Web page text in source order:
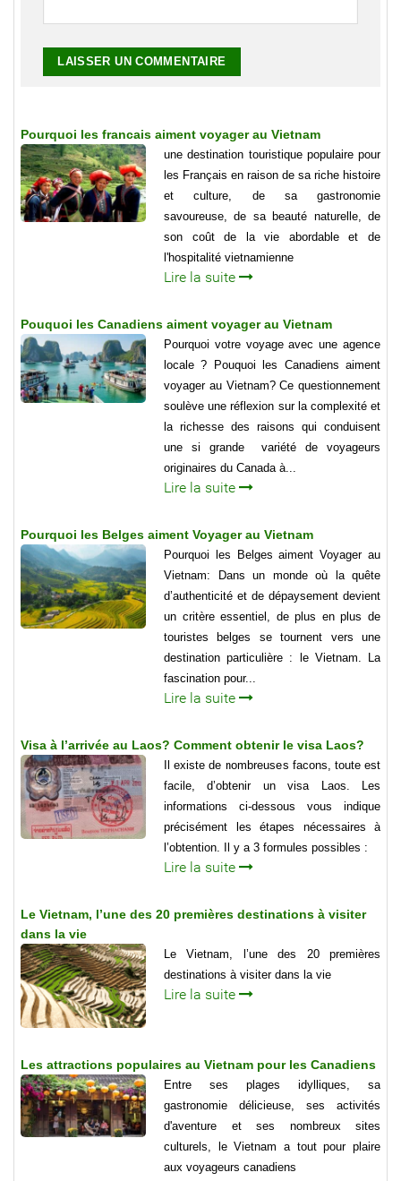
Pourquoi les francais aiment voyager au Vietnam
une destination touristique populaire pour
les Français en raison de sa riche histoire
et culture, de sa gastronomie
savoureuse, de sa beauté naturelle, de
son coût de la vie abordable et de
l'hospitalité vietnamienne
Lire la suite
Pouquoi les Canadiens aiment voyager au Vietnam
Pourquoi votre voyage avec une agence
locale ? Pouquoi les Canadiens aiment
voyager au Vietnam? Ce questionnement
soulève une réflexion sur la complexité et
la richesse des raisons qui conduisent
une si grande variété de voyageurs
originaires du Canada à...
Lire la suite
Pourquoi les Belges aiment Voyager au Vietnam
Pourquoi les Belges aiment Voyager au
Vietnam: Dans un monde où la quête
d’authenticité et de dépaysement devient
un critère essentiel, de plus en plus de
touristes belges se tournent vers une
destination particulière : le Vietnam. La
fascination pour...
Lire la suite
Visa à l’arrivée au Laos? Comment obtenir le visa Laos?
Il existe de nombreuses facons, toute est
facile, d’obtenir un visa Laos. Les
informations ci-dessous vous indique
précisément les étapes nécessaires à
l’obtention. Il y a 3 formules possibles :
Lire la suite
Le Vietnam, l’une des 20 premières destinations à visiter
dans la vie
Le Vietnam, l’une des 20 premières
destinations à visiter dans la vie
Lire la suite
Les attractions populaires au Vietnam pour les Canadiens
Entre ses plages idylliques, sa
gastronomie délicieuse, ses activités
d'aventure et ses nombreux sites
culturels, le Vietnam a tout pour plaire
aux voyageurs canadiens